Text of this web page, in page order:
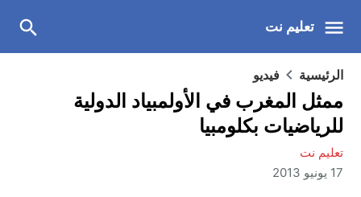
تعليم نت
الرئيسية فيديو
ممثل المغرب في الأولمبياد الدولية
للرياضيات بكلومبيا
تعليم نت
17 يونيو 2013